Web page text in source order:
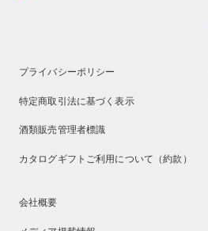
プライバシーポリシー
特定商取引法に基づく表示
酒類販売管理者標識
カタログギフトご利用について（約款）
会社概要